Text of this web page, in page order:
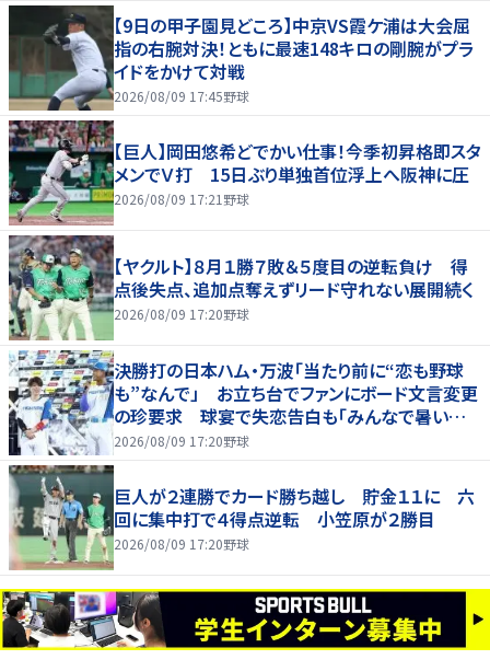
【9日の甲子園見どころ】中京VS霞ケ浦は大会屈
指の右腕対決！ともに最速148キロの剛腕がプラ
イドをかけて対戦
2026/08/09 17:45野球
【巨人】岡田悠希どでかい仕事！今季初昇格即スタ
メンでＶ打 15日ぶり単独首位浮上へ阪神に圧
2026/08/09 17:21 野球
【ヤクルト】８月１勝７敗＆５度目の逆転負け 得
点後失点、追加点奪えずリード守れない展開続く
2026/08/09 17:20野球
決勝打の日本ハム・万波「当たり前に“恋も野球
も”なんで」 お立ち台でファンにボード文言変更
の珍要求 球宴で失恋告白も「みんなで暑い夏
にしましょう！」
2026/08/09 17:20野球
巨人が２連勝でカード勝ち越し 貯金１１に 六
回に集中打で４得点逆転 小笠原が２勝目
2026/08/09 17:20野球